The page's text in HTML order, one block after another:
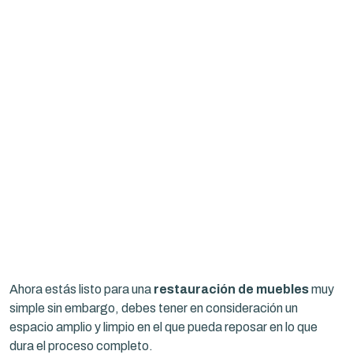
Ahora estás listo para una restauración de mueblesmuy
simple sin embargo, debes tener en consideración un
espacio amplio y limpio en el que pueda reposar en lo que
dura el proceso completo.